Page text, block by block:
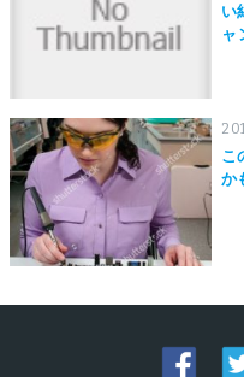
い
ャ
こ
か